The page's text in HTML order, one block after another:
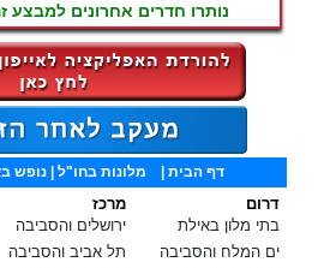
נותרו חדרים אחרונים למבצע
דף הבית מלונות בחו"ל |
מרכז
ירושלים והסביבה
תל אביב והסביבה
דרום
בתי מלון באילת
ים המלח והסביבה